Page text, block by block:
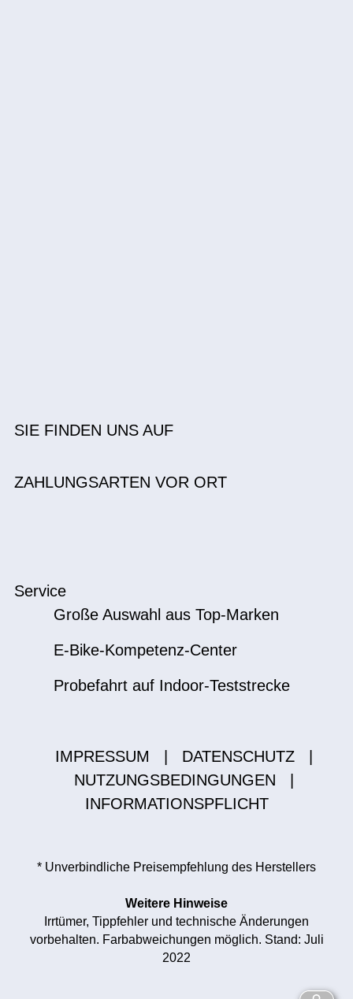
SIE FINDEN UNS AUF
ZAHLUNGSARTEN VOR ORT
Service
Große Auswahl aus Top-Marken
E-Bike-Kompetenz-Center
Probefahrt auf Indoor-Teststrecke
IMPRESSUM DATENSCHUTZ
NUTZUNGSBEDINGUNGEN
INFORMATIONSPFLICHT
* Unverbindliche Preisempfehlung des Herstellers
Weitere Hinweise
Irrtümer, Tippfehler und technische Änderungen
vorbehalten. Farbabweichungen möglich. Stand: Juli
2022